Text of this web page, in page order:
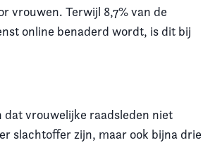
vrouwen. Terwijl 8,7% van de
online benaderd wordt, is dit bij
dat vrouwelijke raadsleden niet
slachtoffer zijn, maar ook bijna drie